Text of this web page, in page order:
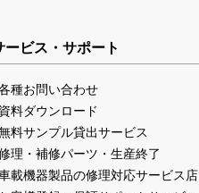
ービス・サポート
種お問い合わせ
資料ダウンロード
料サンプル貸出サービス
理・補修パーツ・生産終了
載機器製品の修理対応サービス店